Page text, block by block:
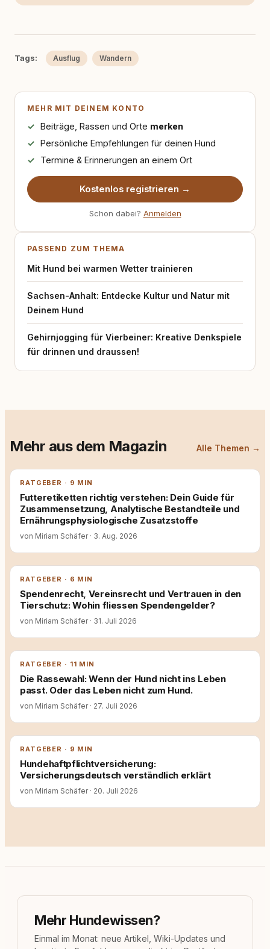
Tags: Ausflug Wandern
MEHR MIT DEINEM KONTO
Beiträge, Rassen und Orte merken
Persönliche Empfehlungen für deinen Hund
Termine & Erinnerungen an einem Ort
Kostenlos registrieren →
Schon dabei? Anmelden
PASSEND ZUM THEMA
Mit Hund bei warmen Wetter trainieren
Sachsen-Anhalt: Entdecke Kultur und Natur mit
Deinem Hund
Gehirnjogging für Vierbeiner: Kreative Denkspiele
für drinnen und draussen!
Mehr aus dem Magazin Alle Themen →
RATGEBER · 9 MIN
Futteretiketten richtig verstehen: Dein Guide für
Zusammensetzung, Analytische Bestandteile und
Ernährungsphysiologische Zusatzstoffe
von Miriam Schäfer · 3. Aug. 2026
RATGEBER · 6 MIN
Spendenrecht, Vereinsrecht und Vertrauen in den
Tierschutz: Wohin fliessen Spendengelder?
von Miriam Schäfer · 31. Juli 2026
RATGEBER · 11 MIN
Die Rassewahl: Wenn der Hund nicht ins Leben
passt. Oder das Leben nicht zum Hund.
von Miriam Schäfer · 27. Juli 2026
RATGEBER · 9 MIN
Hundehaftpflichtversicherung:
Versicherungsdeutsch verständlich erklärt
von Miriam Schäfer · 20. Juli 2026
Mehr Hundewissen?
Einmal im Monat: neue Artikel, Wiki-Updates und